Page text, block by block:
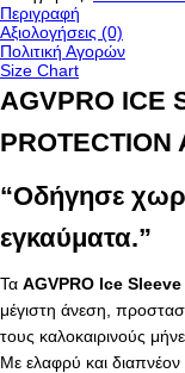
Περιγραφή
Αξιολογήσεις (0)
Πολιτική Αγορών
Size Chart
AGVPRO ICE
PROTECTION
“Οδήγησε
εγκαύματα.”
Τα AGVPRO Ice Sleeve
μέγιστη άνεση,
τους καλοκαιρινούς
Με ελαφρύ και